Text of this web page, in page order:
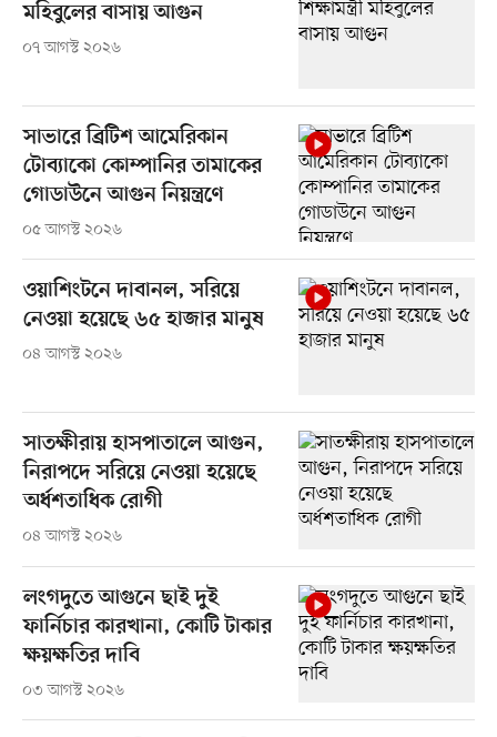
মহিবুলের বাসায় আগুন
০৭ আগস্ট ২০২৬
সাভারে ব্রিটিশ আমেরিকান
টোব্যাকো কোম্পানির তামাকের
গোডাউনে আগুন নিয়ন্ত্রণে
০৫ আগস্ট ২০২৬
ওয়াশিংটনে দাবানল, সরিয়ে
নেওয়া হয়েছে ৬৫ হাজার মানুষ
০৪ আগস্ট ২০২৬
সাতক্ষীরায় হাসপাতালে আগুন,
নিরাপদে সরিয়ে নেওয়া হয়েছে
অর্ধশতাধিক রোগী
০৪ আগস্ট ২০২৬
লংগদুতে আগুনে ছাই দুই
ফার্নিচার কারখানা, কোটি টাকার
ক্ষয়ক্ষতির দাবি
০৩ আগস্ট ২০২৬